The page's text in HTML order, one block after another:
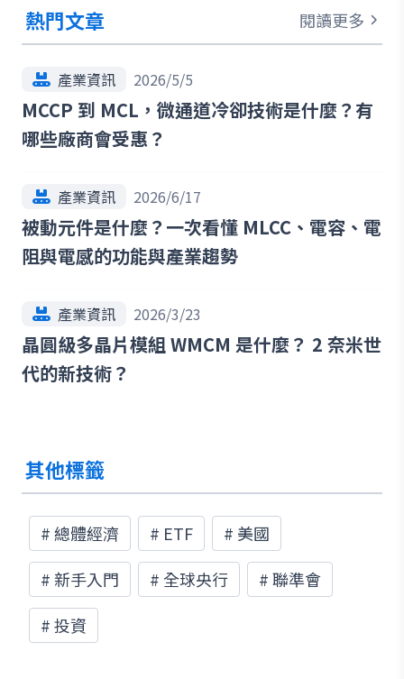
熱門文章 閱讀更多
產業資訊 2026/5/5
MCCP 到 MCL，微通道冷卻技術是什麼？有
哪些廠商會受惠？
產業資訊 2026/6/17
被動元件是什麼？一次看懂 MLCC、電容、電
阻與電感的功能與產業趨勢
產業資訊 2026/3/23
晶圓級多晶片模組 WMCM 是什麼？ 2 奈米世
代的新技術？
其他標籤
#總體經濟 # ETF # 美國
#新手入門 # 全球央行 #聯準會
#投資